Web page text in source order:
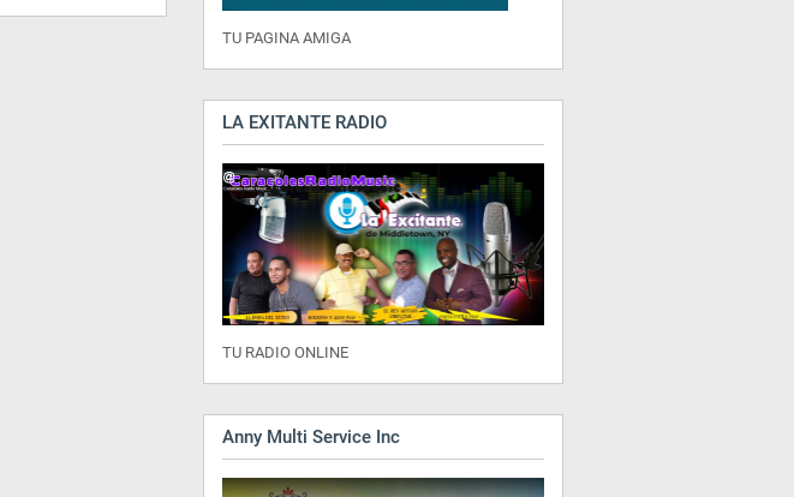
TU PAGINA AMIGA
LA EXITANTE RADIO
TU RADIO ONLINE
Anny Multi Service Inc